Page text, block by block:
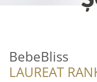
BebeBliss
LAUREAT